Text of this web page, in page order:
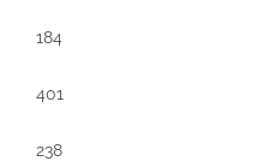
184
401
238